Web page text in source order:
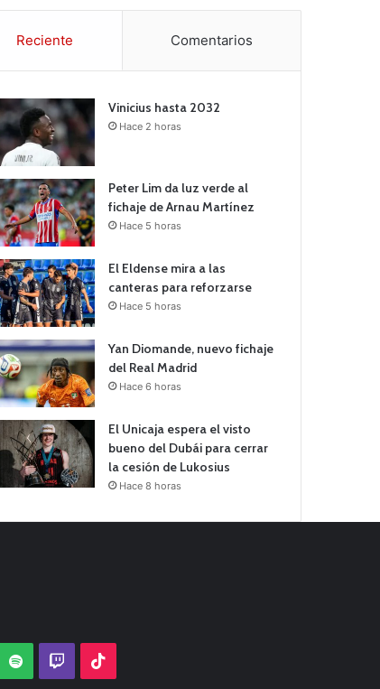
Reciente Comentarios
Vinicius hasta 2032
Hace 2 horas
Peter Lim da luz verde al
fichaje de Arnau Martínez
Hace 5 horas
El Eldense mira a las
canteras para reforzarse
Hace 5 horas
Yan Diomande, nuevo fichaje
del Real Madrid
Hace 6 horas
El Unicaja espera el visto
bueno del Dubái para cerrar
la cesión de Lukosius
Hace 8 horas
Spotify Twitch